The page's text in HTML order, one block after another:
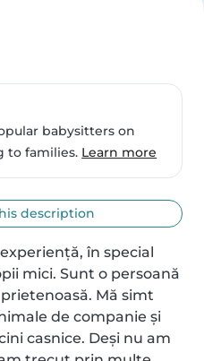
babysitters on
to families. Learn more
description
în special
mici. Sunt o persoană
Mă simt
de companie și
casnice. Deși nu am